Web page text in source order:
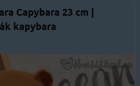
Capybara 23 cm |
kapybara